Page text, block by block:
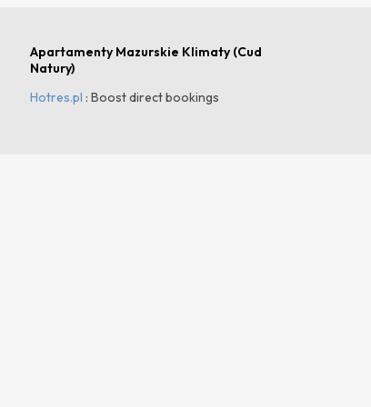
Apartamenty Mazurskie Klimaty (Cud
Natury)
Hotres.pl : Boost direct bookings